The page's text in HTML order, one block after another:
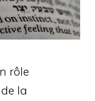
rôle
la